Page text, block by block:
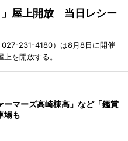
」屋上開放 当日レシー
027-231-4180）は8月8日に開催
を開放する。
ーマーズ高崎棟高」など「鑑賞
場も